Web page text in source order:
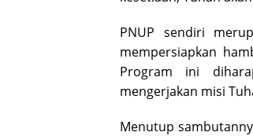
PNUP sendiri
mempersiapkan
Program ini
mengerjakan misi
Menutup